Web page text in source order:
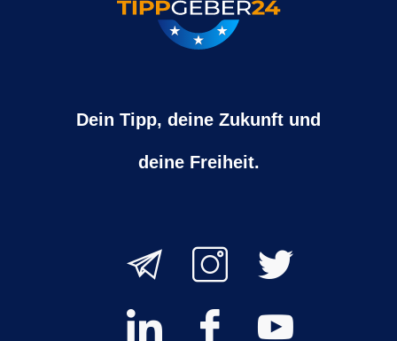
Dein Tipp, deine Zukunft und
deine Freiheit.